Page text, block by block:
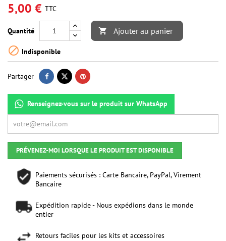
5,00 € TTC
Quantité  Ajouter au panier
 Indisponible
Partager
Renseignez-vous sur le produit sur WhatsApp
PRÉVENEZ-MOI LORSQUE LE PRODUIT EST DISPONIBLE
Paiements sécurisés : Carte Bancaire, PayPal, Virement
Bancaire
Expédition rapide - Nous expédions dans le monde
entier
Retours faciles pour les kits et accessoires